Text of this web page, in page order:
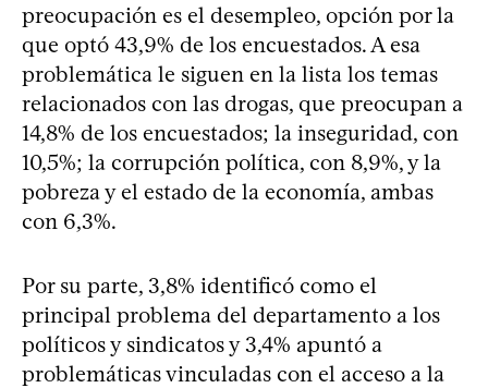
preocupación es el desempleo, opción por la
que optó 43,9% de los encuestados. A esa
problemática le siguen en la lista los temas
relacionados con las drogas, que preocupan a
14,8% de los encuestados; la inseguridad, con
10,5%; la corrupción política, con 8,9%, y la
pobreza y el estado de la economía, ambas
con 6,3%.
Por su parte, 3,8% identificó como el
principal problema del departamento a los
políticos y sindicatos y 3,4% apuntó a
problemáticas vinculadas con el acceso a la